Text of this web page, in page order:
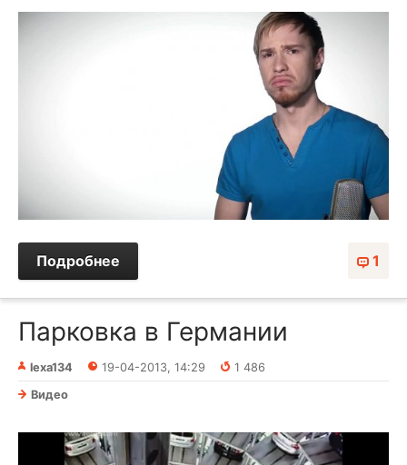
1
Подробнее
Парковка в Германии
lexa134 19-04-2013, 14:29
1 486
Видео